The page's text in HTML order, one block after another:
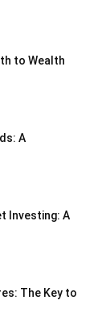
to Wealth
A
Investing: A
The Key to